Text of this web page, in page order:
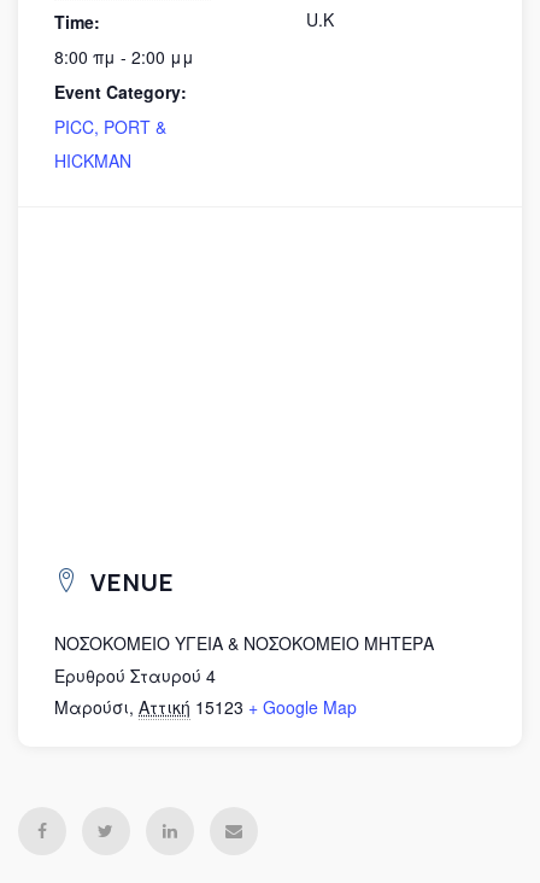
Time:
8:00 πμ - 2:00 μμ
Event Category:
PICC, PORT &
HICKMAN
U.K
VENUE
ΝΟΣΟΚΟΜΕΙΟ ΥΓΕΙΑ & ΝΟΣΟΚΟΜΕΙΟ ΜΗΤΕΡΑ
Ερυθρού Σταυρού 4
Μαρούσι, Αττική 15123 + Google Map